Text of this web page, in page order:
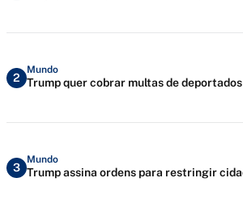
2
Mundo
Trump quer cobrar multas de
3
Mundo
Trump assina ordens para restringir